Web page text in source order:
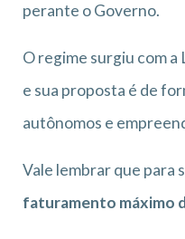
perante o Governo.
O regime surgiu com
e sua proposta é de
autônomos e
Vale lembrar que para
faturamento máximo